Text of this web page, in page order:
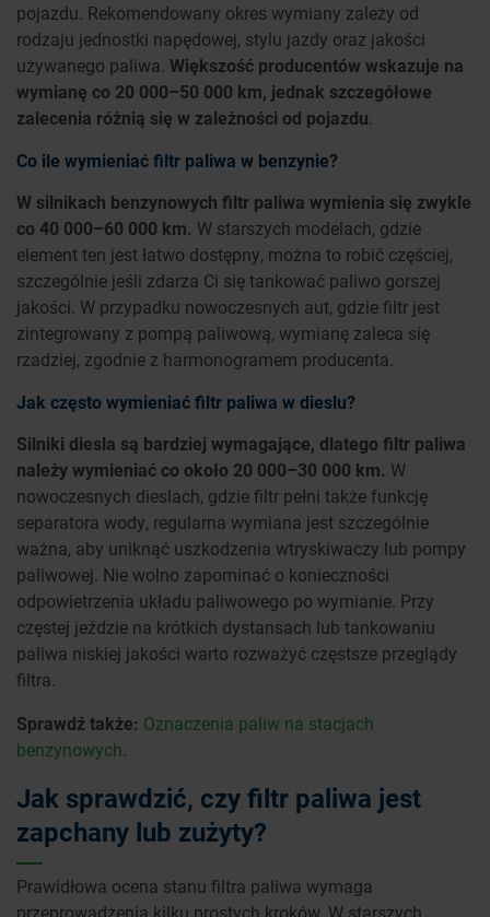
pojazdu. Rekomendowany okres wymiany zależy od
rodzaju jednostki napędowej, stylu jazdy oraz jakości
używanego paliwa. Większość producentów wskazuje na
wymianę co 20 000–50 000 km, jednak szczegółowe
zalecenia różnią się w zależności od pojazdu.
Co ile wymieniać filtr paliwa w benzynie?
W silnikach benzynowych filtr paliwa wymienia się zwykle
co 40 000–60 000 km. W starszych modelach, gdzie
element ten jest łatwo dostępny, można to robić częściej,
szczególnie jeśli zdarza Ci się tankować paliwo gorszej
jakości. W przypadku nowoczesnych aut, gdzie filtr jest
zintegrowany z pompą paliwową, wymianę zaleca się
rzadziej, zgodnie z harmonogramem producenta.
Jak często wymieniać filtr paliwa w dieslu?
Silniki diesla są bardziej wymagające, dlatego filtr paliwa
należy wymieniać co około 20 000–30 000 km. W
nowoczesnych dieslach, gdzie filtr pełni także funkcję
separatora wody, regularna wymiana jest szczególnie
ważna, aby uniknąć uszkodzenia wtryskiwaczy lub pompy
paliwowej. Nie wolno zapominać o konieczności
odpowietrzenia układu paliwowego po wymianie. Przy
częstej jeździe na krótkich dystansach lub tankowaniu
paliwa niskiej jakości warto rozważyć częstsze przeglądy
filtra.
Sprawdź także: Oznaczenia paliw na stacjach
benzynowych.
Jak sprawdzić, czy filtr paliwa jest
zapchany lub zużyty?
Prawidłowa ocena stanu filtra paliwa wymaga
przeprowadzenia kilku prostych kroków. W starszych